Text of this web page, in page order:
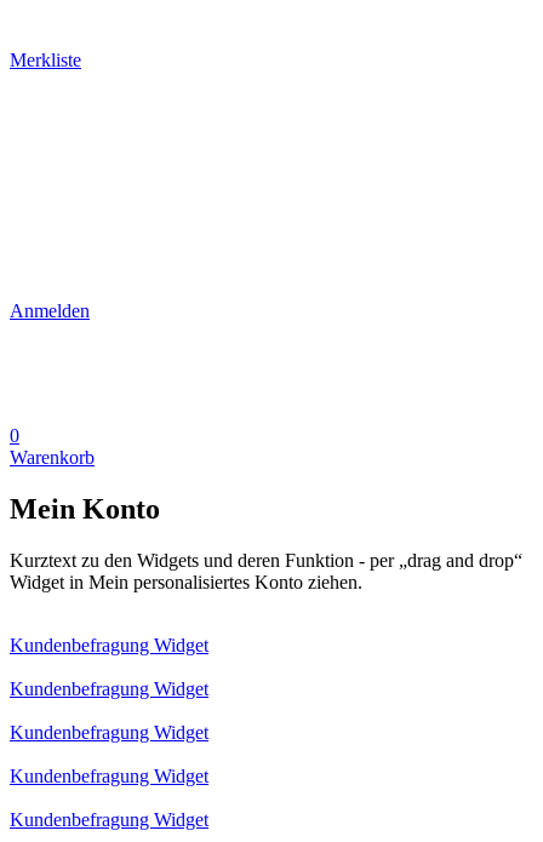
Merkliste
Anmelden
0
Warenkorb
Mein Konto
Kurztext zu den Widgets und deren Funktion - per „drag and drop“
Widget in Mein personalisiertes Konto ziehen.
Kundenbefragung Widget
Kundenbefragung Widget
Kundenbefragung Widget
Kundenbefragung Widget
Kundenbefragung Widget